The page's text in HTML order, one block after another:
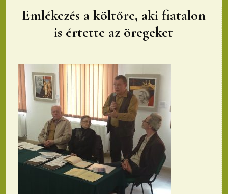
Marosvásárhelyi
Emlékezés a költőre, aki fiatalon
is értette az öregeket